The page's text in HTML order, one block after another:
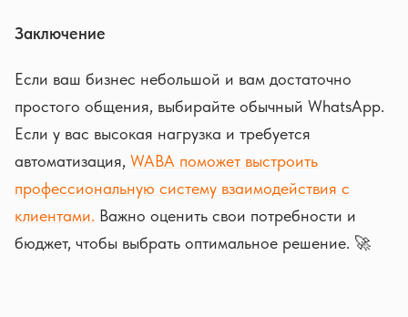
Заключение
Если ваш бизнес небольшой и вам достаточно
простого общения, выбирайте обычный WhatsApp.
Если у вас высокая нагрузка и требуется
автоматизация, WABA поможет выстроить
профессиональную систему взаимодействия с
клиентами. Важно оценить свои потребности и
бюджет, чтобы выбрать оптимальное решение. 🚀